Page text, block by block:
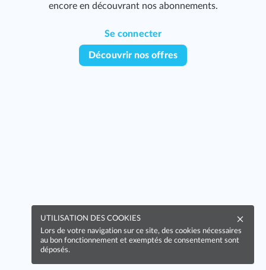
encore en découvrant nos abonnements.
Se connecter
Découvrir nos offres
UTILISATION DES COOKIES
Lors de votre navigation sur ce site, des cookies nécessaires
au bon fonctionnement et exemptés de consentement sont
déposés.